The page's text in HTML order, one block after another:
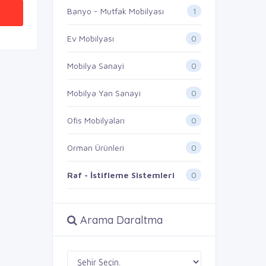
Banyo - Mutfak Mobilyası 1
Ev Mobilyası 0
Mobilya Sanayi 0
Mobilya Yan Sanayi 0
Ofis Mobilyaları 0
Orman Ürünleri 0
Raf - İstifleme Sistemleri 0
Arama Daraltma